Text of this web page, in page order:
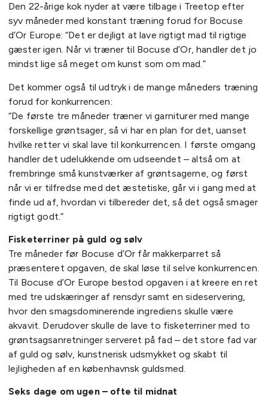
Den 22-årige kok nyder at være tilbage i Treetop efter
syv måneder med konstant træning forud for Bocuse
d’Or Europe: “Det er dejligt at lave rigtigt mad til rigtige
gæster igen. Når vi træner til Bocuse d’Or, handler det jo
mindst lige så meget om kunst som om mad.”
Det kommer også til udtryk i de mange måneders træning
forud for konkurrencen:
“De første tre måneder træner vi garniturer med mange
forskellige grøntsager, så vi har en plan for det, uanset
hvilke retter vi skal lave til konkurrencen. I første omgang
handler det udelukkende om udseendet – altså om at
frembringe små kunstværker af grøntsagerne, og først
når vi er tilfredse med det æstetiske, går vi i gang med at
finde ud af, hvordan vi tilbereder det, så det også smager
rigtigt godt.”
Fisketerriner på guld og sølv
Tre måneder før Bocuse d’Or får makkerparret så
præsenteret opgaven, de skal løse til selve konkurrencen.
Til Bocuse d’Or Europe bestod opgaven i at kreere en ret
med tre udskæringer af rensdyr samt en sideservering,
hvor den smagsdominerende ingrediens skulle være
akvavit. Derudover skulle de lave to fisketerriner med to
grøntsagsanretninger serveret på fad – det store fad var
af guld og sølv, kunstnerisk udsmykket og skabt til
lejligheden af en københavnsk guldsmed.
Seks dage om ugen – ofte til midnat